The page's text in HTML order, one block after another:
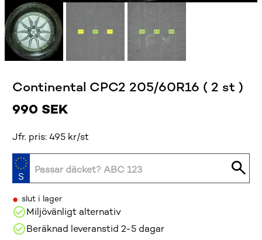
Continental CPC2 205/60R16 ( 2 st )
990 SEK
Jfr. pris: 495 kr/st
• slut i lager
Miljövänligt alternativ
Beräknad leveranstid 2-5 dagar